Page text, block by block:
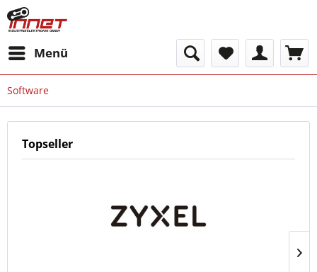
Menü
Software
Topseller